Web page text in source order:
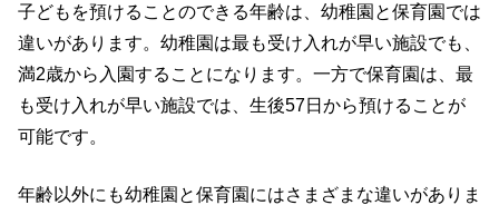
子どもを預けることのできる年齢は、幼稚園と保育園では
違いがあります。幼稚園は最も受け入れが早い施設でも、
満2歳から入園することになります。一方で保育園は、最
も受け入れが早い施設では、生後57日から預けることが
可能です。
年齢以外にも幼稚園と保育園にはさまざまな違いがありま